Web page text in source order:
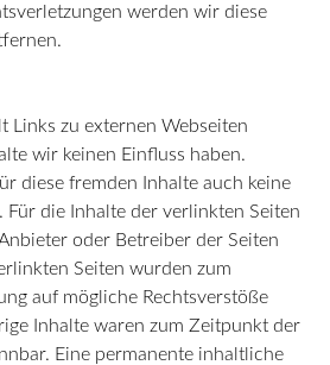
werden wir diese
Links zu externen Webseiten
wir keinen Einfluss haben.
diese fremden Inhalte auch keine
Für die Inhalte der verlinkten Seiten
oder Betreiber der Seiten
Seiten wurden zum
auf mögliche Rechtsverstöße
Inhalte waren zum Zeitpunkt der
Eine permanente inhaltliche